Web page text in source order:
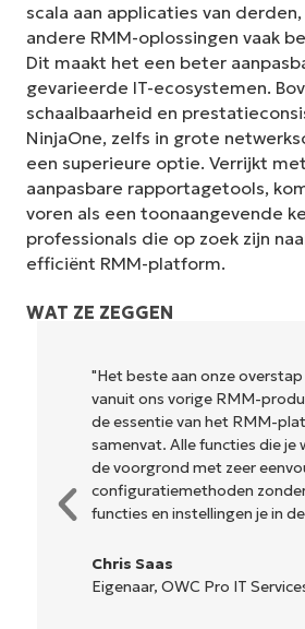
scala aan applicaties van
andere RMM-oplossingen vaak
Dit maakt het een beter
gevarieerde IT-ecosystemen.
schaalbaarheid en
NinjaOne, zelfs in grote
een superieure optie. Verrijkt
aanpasbare rapportagetools,
voren als een toonaangevende
professionals die op zoek zijn
efficiënt RMM-platform.
WAT ZE ZEGGEN
"NinjaOne is ongelofelijk
en combineert een
krachtige back-end
ingewikkelde installatie of
beheren interface. Alle
hulpmiddelen zijn duidelijk
gemakkelijk te begrijpen
Ryan Reiffenberger